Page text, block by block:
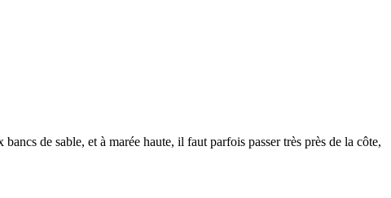
de sable, et à marée haute, il faut parfois passer très près de la côte,